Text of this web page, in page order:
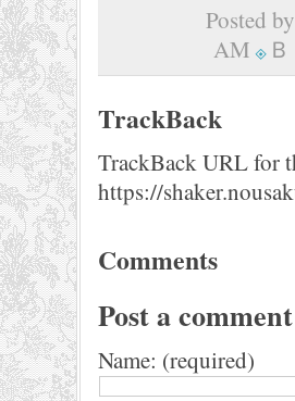
Posted
AM
TrackBack
TrackBack URL for
https://
Comments
Post a comment
Name: (required)